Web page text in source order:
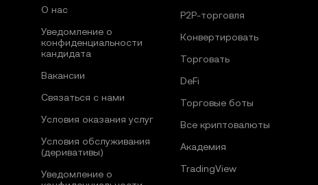
О нас
Уведомление о
конфиденциальности
кандидата
Вакансии
Связаться с нами
Условия оказания услуг
Условия обслуживания
(деривативы)
Уведомление о
P2P-торговля
Конвертировать
Торговать
DeFi
Торговые боты
Все криптовалюты
Академия
TradingView